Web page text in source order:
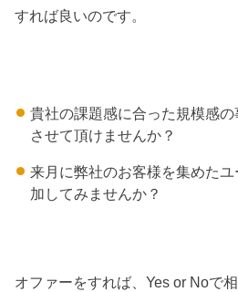
すれば良いのです。
貴社の課題感に合った規模感
させて頂けませんか？
来月に弊社のお客様を集めた
加してみませんか？
オファーをすれば、Yes or Noで